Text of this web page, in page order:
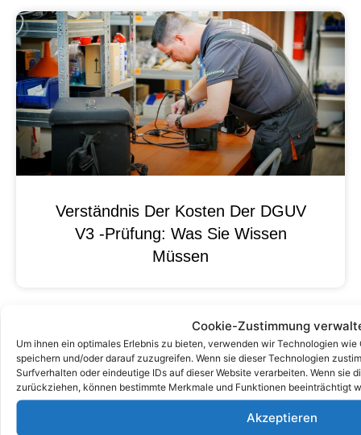
Cookie-Zustimmung
Um ihnen ein optimales Erlebnis zu bieten, verwenden wir Technologien
speichern und/oder darauf zuzugreifen. Wenn sie dieser Technologien
Surfverhalten oder eindeutige IDs auf dieser Website verarbeiten. Wenn sie
zurückziehen, können bestimmte Merkmale und Funktionen beeinträchtigt
Akzeptieren
Verständnis Der Kosten Der DGUV
V3 -Prüfung: Was Sie Wissen
Müssen